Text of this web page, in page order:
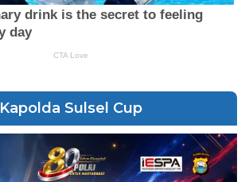
Kapolda Sulsel Cup